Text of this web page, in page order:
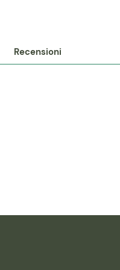
Recensioni